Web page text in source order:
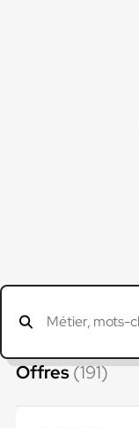
Offres(191)